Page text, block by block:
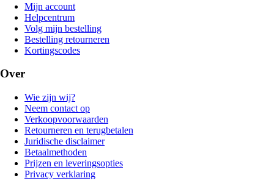
Mijn account
Helpcentrum
Volg mijn bestelling
Bestelling retourneren
Kortingscodes
Over
Wie zijn wij?
Neem contact op
Verkoopvoorwaarden
Retourneren en terugbetalen
Juridische disclaimer
Betaalmethoden
Prijzen en leveringsopties
Privacy verklaring